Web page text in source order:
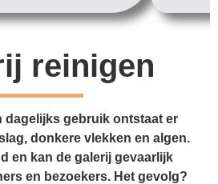
reinigen
dagelijks gebruik ontstaat er
donkere vlekken en algen.
en kan de galerij gevaarlijk
en bezoekers. Het gevolg?